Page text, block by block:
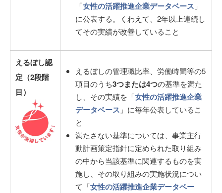
「女性の活躍推進企業データベース 」
に公表する。くわえて、2年以上連続し
てその実績が改善していること
えるぼし認
定（2段階
目）
えるぼしの管理職比率、労働時間等の5
項目のうち3つまたは4つの基準を満た
し、その実績を「女性の活躍推進企業
データベース 」に毎年公表しているこ
と
満たさない基準については、事業主行
動計画策定指針に定められた取り組み
の中から当該基準に関連するものを実
施し、その取り組みの実施状況につい
て「女性の活躍推進企業データベー